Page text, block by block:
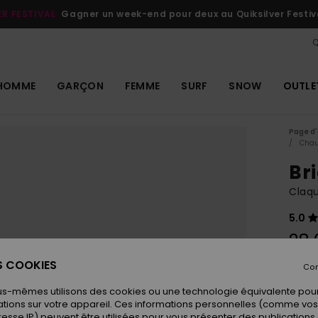
FESTIVAL Gagner un week-end pour deux au Quiksilver
GARÇON FEMME SURF SNOW
Page
5.0
COOKIES
mêmes utilisons des cookies ou une technologie équivalente
sur votre appareil. Ces informations personnelles (comme